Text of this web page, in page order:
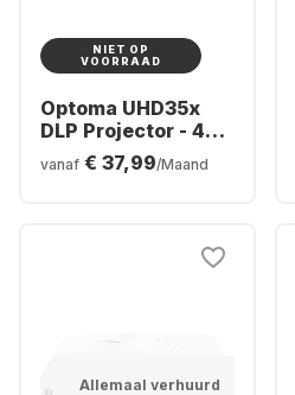
NIET OP
VOORRAAD
Optoma UHD35x
DLP Projector - 4K
vanaf € 37,99/Maand
Allemaal verhuurd